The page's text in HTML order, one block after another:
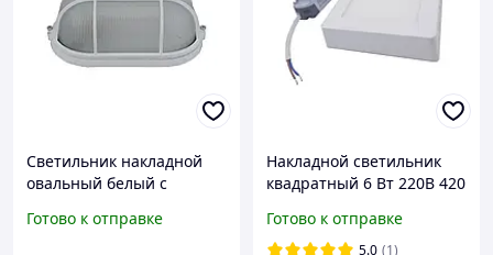
Светильник накладной
овальный белый с
100W-E27-IP65
Готово к отправке
Накладной светильник
квадратный 6 Вт 220В 420
LED
Готово к отправке
5.0 (1)